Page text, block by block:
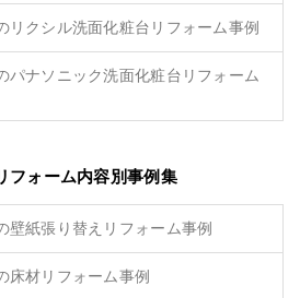
リクシル洗面化粧台リフォーム事例
パナソニック洗面化粧台リフォーム
フォーム内容別事例集
壁紙張り替えリフォーム事例
床材リフォーム事例